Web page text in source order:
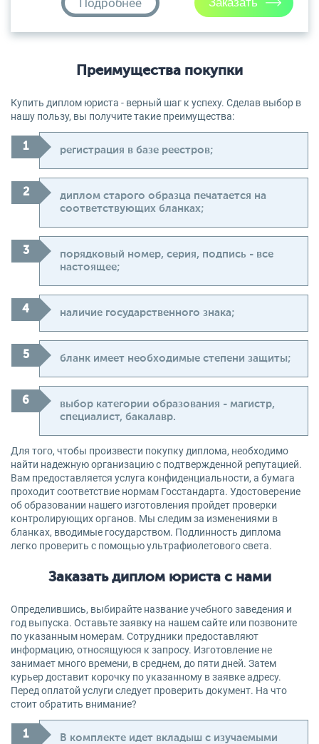
Подробнее
Преимущества покупки
Купить диплом юриста - верный шаг к успеху. Сделав выбор в
нашу пользу, вы получите такие преимущества:
регистрация в базе реестров;
диплом старого образца печатается на
соответствующих бланках;
порядковый номер, серия, подпись - все
настоящее;
наличие государственного знака;
бланк имеет необходимые степени защиты;
выбор категории образования - магистр,
специалист, бакалавр.
Для того, чтобы произвести покупку диплома, необходимо
найти надежную организацию с подтвержденной репутацией.
Вам предоставляется услуга конфиденциальности, а бумага
проходит соответствие нормам Госстандарта. Удостоверение
об образовании нашего изготовления пройдет проверки
контролирующих органов. Мы следим за изменениями в
бланках, вводимые государством. Подлинность диплома
легко проверить с помощью ультрафиолетового света.
Заказать диплом юриста с нами
Определившись, выбирайте название учебного заведения и
год выпуска. Оставьте заявку на нашем сайте или позвоните
по указанным номерам. Сотрудники предоставляют
информацию, относящуюся к запросу. Изготовление не
занимает много времени, в среднем, до пяти дней. Затем
курьер доставит корочку по указанному в заявке адресу.
Перед оплатой услуги следует проверить документ. На что
стоит обратить внимание?
В комплекте идет вкладыш с изучаемыми